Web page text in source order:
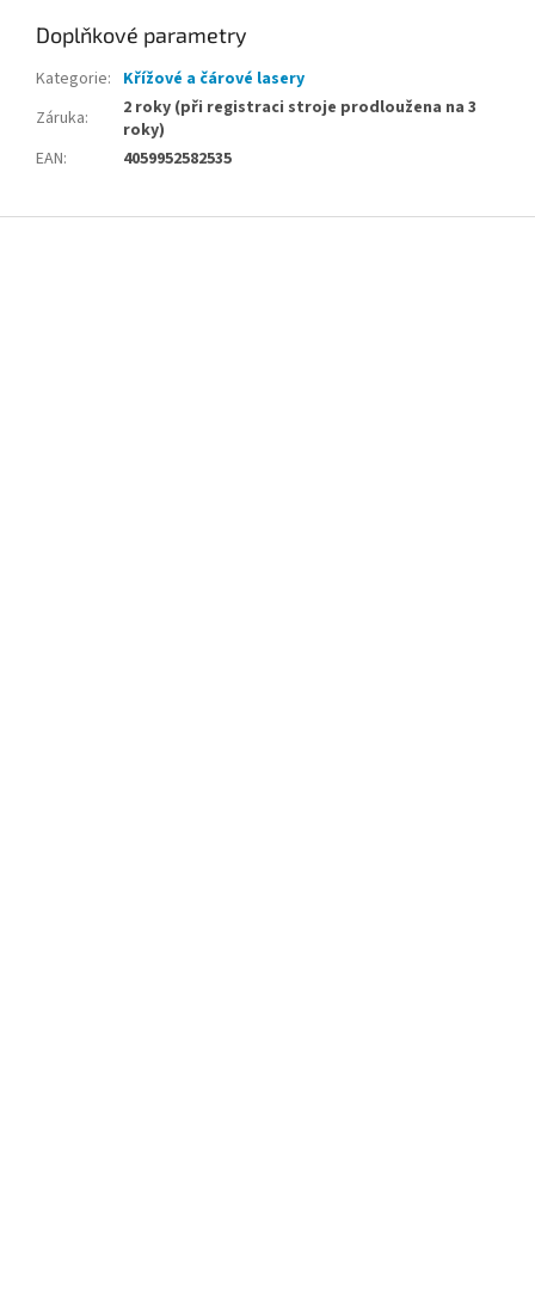
Doplňkové parametry
Kategorie: Křížové a čárové lasery
Záruka:
2 roky (při registraci stroje prodloužena na 3
roky)
EAN: 4059952582535